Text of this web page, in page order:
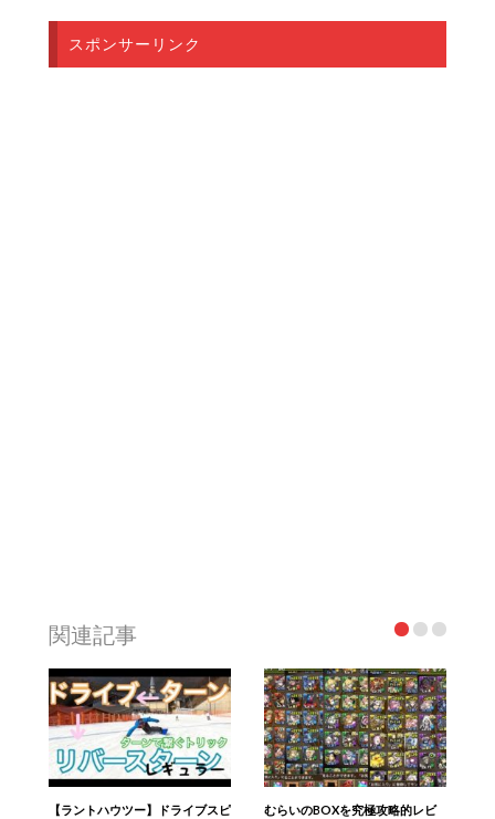
スポンサーリンク
関連記事
【ラントハウツー】ドライブスピ
むらいのBOXを究極攻略的レビ